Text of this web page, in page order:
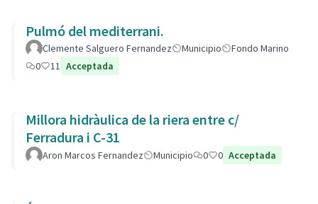
Pulmó del mediterrani.
Clemente Salguero Fernandez Municipio
Fondo Marino
0
11 Acceptada
Millora hidràulica de la riera entre c/
Ferradura i C-31
Aron Marcos Fernandez Municipio 0 0 Acceptada